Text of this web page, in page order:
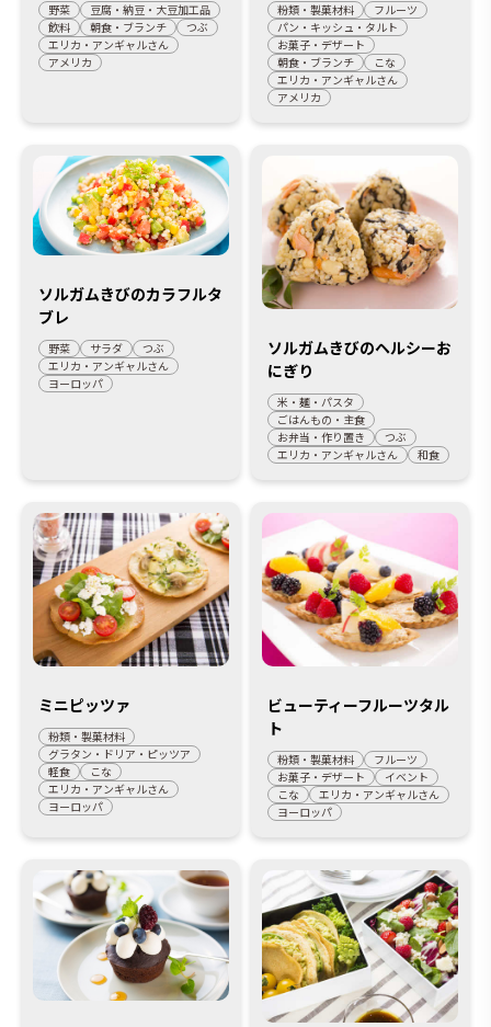
野菜
豆腐・納豆・大豆加工品
飲料
朝食・ブランチ
つぶ
エリカ・アンギャルさん
アメリカ
粉類・製菓材料
フルーツ
パン・キッシュ・タルト
お菓子・デザート
朝食・ブランチ
こな
エリカ・アンギャルさん
アメリカ
ソルガムきびのカラフルタ
ブレ
野菜 サラダ
つぶ
エリカ・アンギャルさん
ヨーロッパ
ソルガムきびのヘルシーお
にぎり
米・麺・パスタ
ごはんもの・主食
お弁当・作り置き
つぶ
エリカ・アンギャルさん
和食
ミニピッツァ
粉類・製菓材料
グラタン・ドリア・ピッツア
軽食
こな
エリカ・アンギャルさん
ヨーロッパ
ビューティーフルーツタル
ト
粉類・製菓材料
フルーツ
お菓子・デザート
イベント
こな
エリカ・アンギャルさん
ヨーロッパ